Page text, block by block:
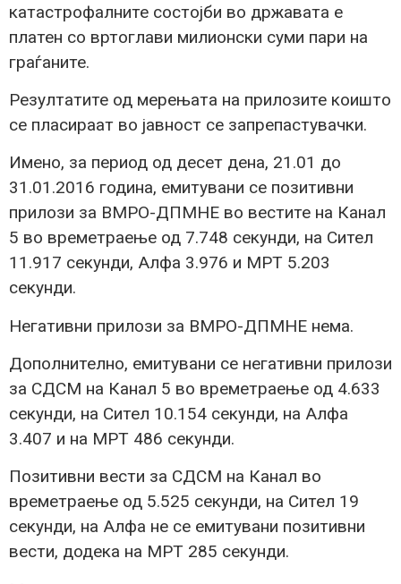
катастрофалните состојби во државата е
платен со вртоглави милионски суми пари на
граѓаните.
Резултатите од мерењата на прилозите коишто
се пласираат во јавност се запрепастувачки.
Имено, за период од десет дена, 21.01 до
31.01.2016 година, емитувани се позитивни
прилози за ВМРО-ДПМНЕ во вестите на Канал
5 во времетраење од 7.748 секунди, на Сител
11.917 секунди, Алфа 3.976 и МРТ 5.203
секунди.
Негативни прилози за ВМРО-ДПМНЕ нема.
Дополнително, емитувани се негативни прилози
за СДСМ на Канал 5 во времетраење од 4.633
секунди, на Сител 10.154 секунди, на Алфа
3.407 и на МРТ 486 секунди.
Позитивни вести за СДСМ на Канал во
времетраење од 5.525 секунди, на Сител 19
секунди, на Алфа не се емитувани позитивни
вести, додека на МРТ 285 секунди.